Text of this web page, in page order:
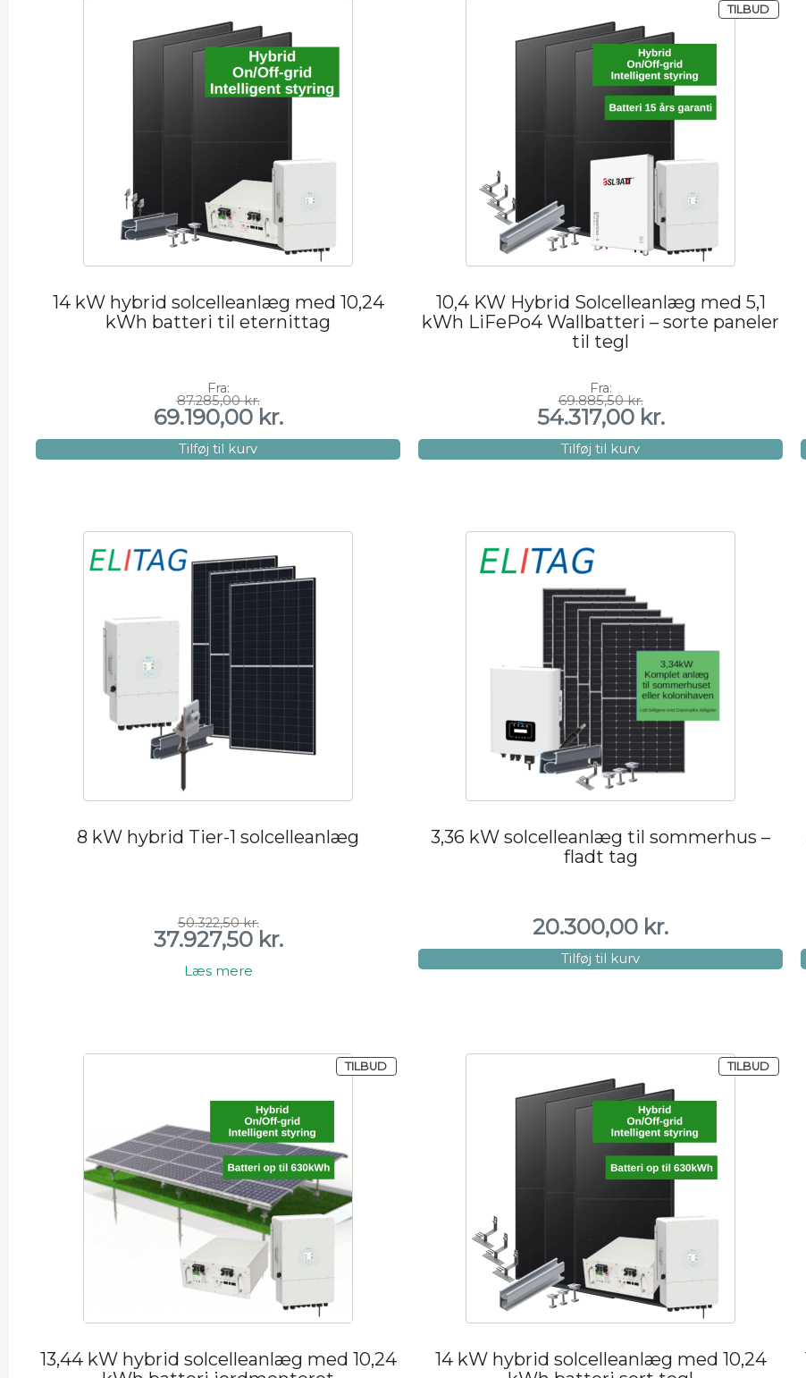
14 kW hybrid solcelleanlæg med 10,24
kWh batteri til eternittag
Fra:
87.285,00kr.
Den
oprindelige
pris
var:
87.285,00 kr..
69.190,00 kr.
Den
aktuelle
pris
er:
69.190,00 kr..
Tilføj til kurv
TILBUDVARE
10,4 KW Hybrid Solcelleanlæg med 5,1
kWh LiFePo4 Wallbatteri – sorte paneler
til tegl
Fra:
69.885,50kr.
Den
oprindelige
pris
var:
69.885,50 kr..
54.317,00 kr.
Den
aktuelle
pris
er:
54.317,00 kr..
Tilføj til kurv
8 kW hybrid Tier-1 solcelleanlæg
50.322,50kr.
Den
oprindelige
var:
37.927,50 kr.
Den
aktuelle
er:
Læs mere
3,36 kW solcelleanlæg til sommerhus –
fladt tag
20.300,00 kr.
Tilføj til kurv
TILBUDVARE PÅ TILBUD
13,44 kW hybrid solcelleanlæg med 10,24
TILBUDVARE
14 kW hybrid solcelleanlæg med 10,24